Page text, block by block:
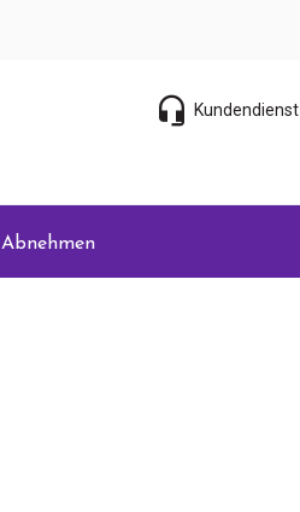
Kundendienst
Abnehmen